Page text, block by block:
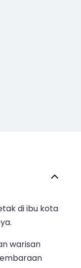
di ibu kota
warisan